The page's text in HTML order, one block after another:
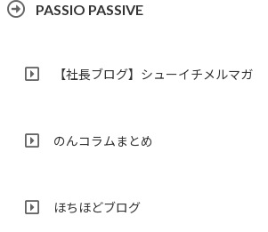
PASSIO PASSIVE
【社長ブログ】シューイチメルマガ
のんコラムまとめ
ほちほどブログ